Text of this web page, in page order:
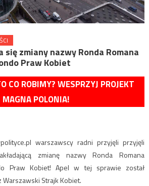
się zmiany nazwy Ronda Romana
Praw Kobiet
CO ROBIMY? WESPRZYJ PROJEKT
MAGNA POLONIA!
warszawscy radni przyjęli przyjęli
zmianę nazwy Ronda Romana
Praw Kobiet! Apel w tej sprawie został
Strajk Kobiet.